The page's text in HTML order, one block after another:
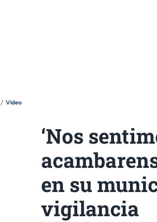
Video
‘Nos
en su
vigilancia